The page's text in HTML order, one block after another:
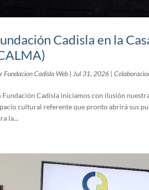
Cadisla en la
Fundacion Cadisla Web | Jul 31, 2026 |
Fundación Cadisla iniciamos con ilusión
cultural referente que pronto abrirá sus
la...